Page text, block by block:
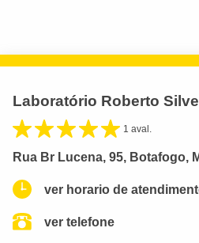
Laboratório Roberto
1 aval.
Rua Br Lucena, 95, Botafogo,
ver horario de
ver telefone